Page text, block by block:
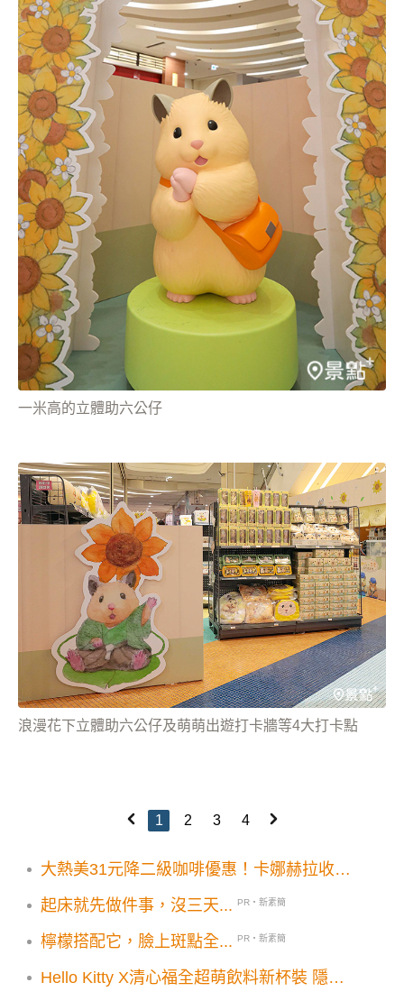
一米高的立體助六公仔
浪漫花下立體助六公仔及萌萌出遊打卡牆等4大打卡點
1 2 3 4
大熱美31元降二級咖啡優惠！卡娜赫拉收納
起床就先做件事，沒三天...
PR・新素簡
檸檬搭配它，臉上斑點全... PR・新素簡
Hello Kitty X清心福全超萌飲料新杯裝 隱藏